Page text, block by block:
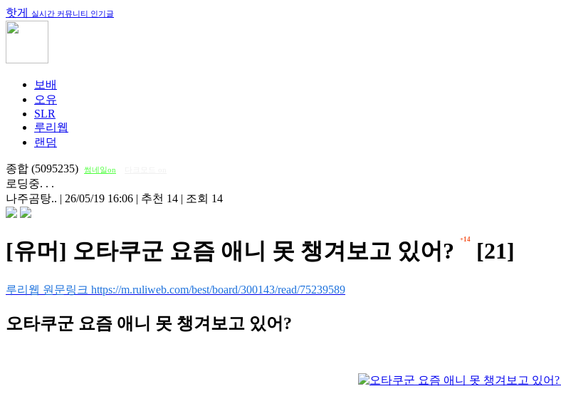
핫게 실시간 커뮤니티 인기글
보배
오유
SLR
루리웹
랜덤
종합 (5095235) 썸네일on
로딩중. . .
나주곰탕.. | 26/05/19 16:06 | 추천 14 | 조회 14
[유머] 오타쿠군 요즘 애니 못 챙겨보고 있어? +14 [21]
루리웹 원문링크 https://m.ruliweb.com/best/board/300143/read/75239589
오타쿠군 요즘 애니 못 챙겨보고 있어?